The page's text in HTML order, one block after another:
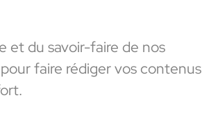
et du savoir-faire de nos
faire rédiger vos contenus